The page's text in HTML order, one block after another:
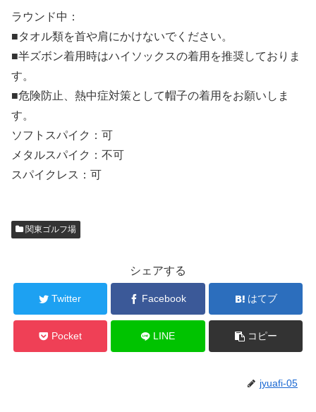
ラウンド中：
■タオル類を首や肩にかけないでください。
■半ズボン着用時はハイソックスの着用を推奨しておりま
す。
■危険防止、熱中症対策として帽子の着用をお願いしま
す。
ソフトスパイク：可
メタルスパイク：不可
スパイクレス：可
関東ゴルフ場
シェアする
Twitter Facebook はてブ
Pocket LINE コピー
jyuafi-05